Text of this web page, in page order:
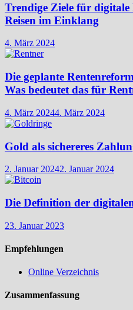
Trendige Ziele für
Reisen im Einklang
4. März 2024
Die geplante
Was bedeutet das für
4. März 20244. März 2024
Gold als sichereres
2. Januar 20242. Januar 2024
Die Definition der
23. Januar 2023
Empfehlungen
Online Verzeichnis
Zusammenfassung